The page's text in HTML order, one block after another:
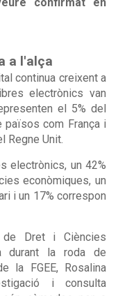
a l'alça
continua creixent a
electrònics van
el 5% del
països com França i
Regne Unit.
electrònics, un 42%
econòmiques, un
i un 17% correspon
Dret i Ciències
durant la roda de
la FGEE, Rosalina
i consulta